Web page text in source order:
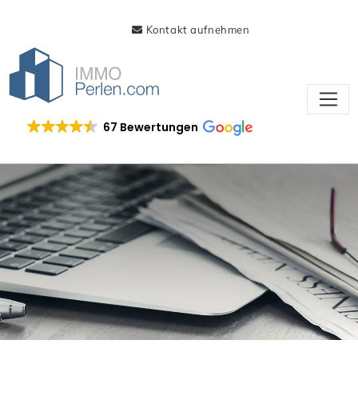
Kontakt aufnehmen
67 Bewertungen